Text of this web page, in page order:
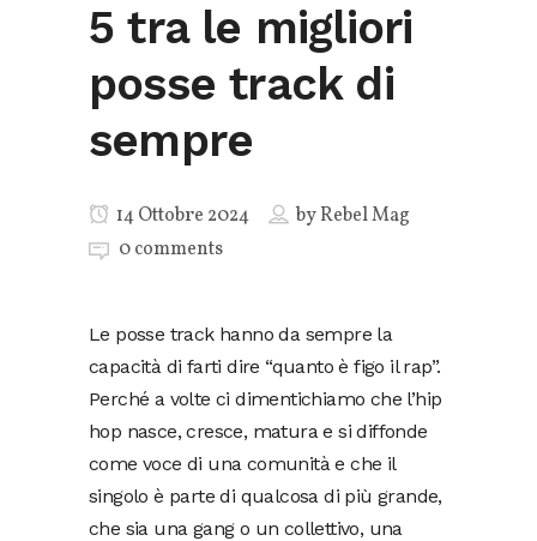
5 tra le migliori
posse track di
sempre
14 Ottobre 2024 byRebel Mag
0 comments
Le posse track hanno da sempre la
capacità di farti dire “quanto è figo il rap”.
Perché a volte ci dimentichiamo che l’hip
hop nasce, cresce, matura e si diffonde
come voce di una comunità e che il
singolo è parte di qualcosa di più grande,
che sia una gang o un collettivo, una